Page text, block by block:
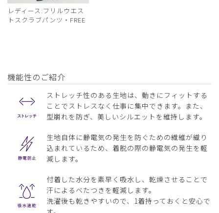
レディース:フリルウエス
トスクラブパンツ・FREE
機能性のご紹介
ストレッチ性のある生地は、動きにフィットする
ことでストレスなく仕事に集中できます。また、
型崩れを防ぎ、美しいシルエットを維持します。
生地自体に静電気の発生を防ぐための繊維が織り
込まれているため、着脱の際の静電気の発生を軽
減します。
付着した水分を素早く吸水し、乾燥させることで
汗によるべたつきを軽減します。
洗濯後も乾きやすいので、1着持っておくと安心で